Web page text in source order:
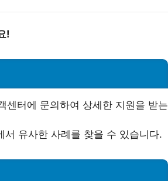
!
센터에 문의하여 상세한 지원을 받는
서 유사한 사례를 찾을 수 있습니다.